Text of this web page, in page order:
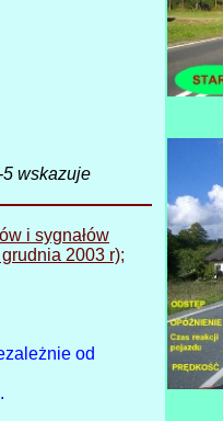
wskazuje
i sygnałów
2003 r);
od